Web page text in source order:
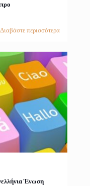
Διαβάστε περισσότερα
Ένωση